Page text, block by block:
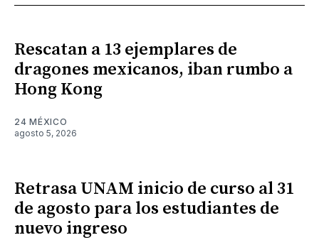
Rescatan a 13 ejemplares de
dragones mexicanos, iban rumbo a
Hong Kong
24 MÉXICO
agosto 5, 2026
Retrasa UNAM inicio de curso al 31
de agosto para los estudiantes de
nuevo ingreso